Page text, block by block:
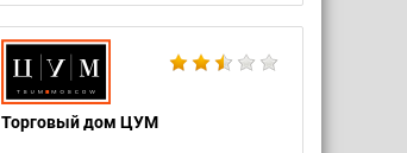
Торговый дом ЦУМ